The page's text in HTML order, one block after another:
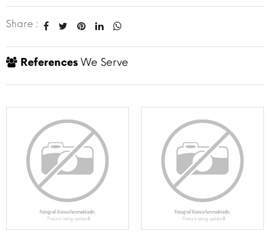
Share :
References We Serve